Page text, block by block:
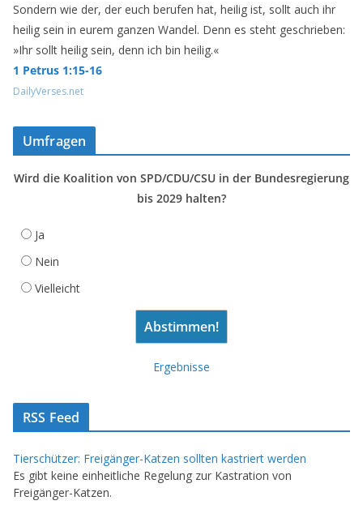
Sondern wie der, der euch berufen hat, heilig ist, sollt auch ihr
heilig sein in eurem ganzen Wandel. Denn es steht geschrieben:
»Ihr sollt heilig sein, denn ich bin heilig.«
1 Petrus 1:15-16
DailyVerses.net
Umfragen
Wird die Koalition von SPD/CDU/CSU in der Bundesregierung
bis 2029 halten?
Ja
Nein
Vielleicht
Ergebnisse
RSS Feed
Tierschützer: Freigänger-Katzen sollten kastriert werden
Es gibt keine einheitliche Regelung zur Kastration von
Freigänger-Katzen.